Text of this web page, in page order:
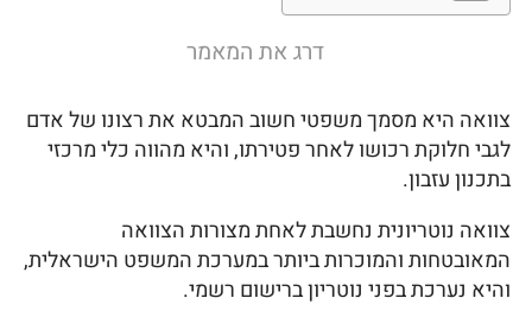
דרג את המאמר
צוואה היא מסמך משפטי חשוב המבטא את רצונו של אדם
לגבי חלוקת רכושו לאחר פטירתו, והיא מהווה כלי מרכזי
בתכנון עזבון.
צוואה נוטריונית נחשבת לאחת מצורות הצוואה
המאובטחות והמוכרות ביותר במערכת המשפט הישראלית,
והיא נערכת בפני נוטריון ברישום רשמי.